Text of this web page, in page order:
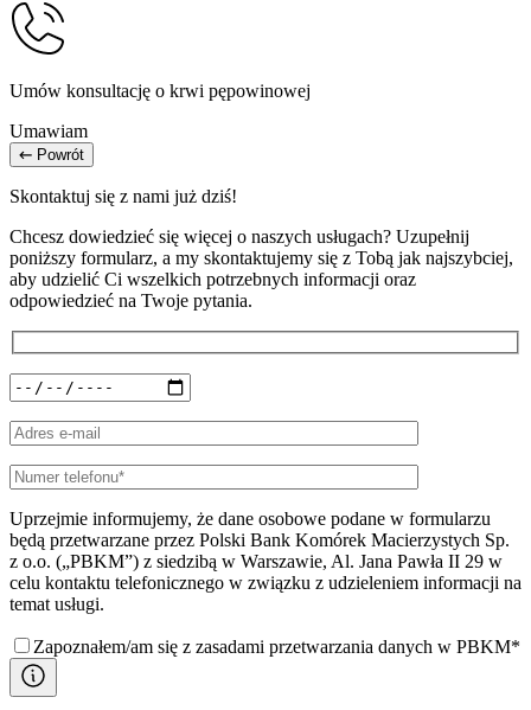
Umów konsultację o krwi pępowinowej
Umawiam
Powrót
Skontaktuj się z nami już dziś!
Chcesz dowiedzieć się więcej o naszych usługach? Uzupełnij
poniższy formularz, a my skontaktujemy się z Tobą jak najszybciej,
aby udzielić Ci wszelkich potrzebnych informacji oraz
odpowiedzieć na Twoje pytania.
Uprzejmie informujemy, że dane osobowe podane w formularzu
będą przetwarzane przez Polski Bank Komórek Macierzystych Sp.
z o.o. („PBKM”) z siedzibą w Warszawie, Al. Jana Pawła II 29 w
celu kontaktu telefonicznego w związku z udzieleniem informacji na
temat usługi.
Zapoznałem/am się z zasadami przetwarzania danych w PBKM*